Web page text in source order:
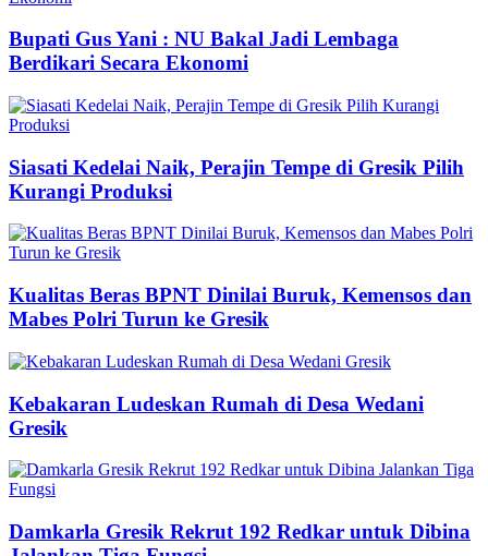
Bupati Gus Yani : NU Bakal Jadi Lembaga
Berdikari Secara Ekonomi
Siasati Kedelai Naik, Perajin Tempe di Gresik Pilih
Kurangi Produksi
Kualitas Beras BPNT Dinilai Buruk, Kemensos dan
Mabes Polri Turun ke Gresik
Kebakaran Ludeskan Rumah di Desa Wedani
Gresik
Damkarla Gresik Rekrut 192 Redkar untuk Dibina